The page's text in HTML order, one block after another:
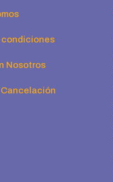
condiciones
Nosotros